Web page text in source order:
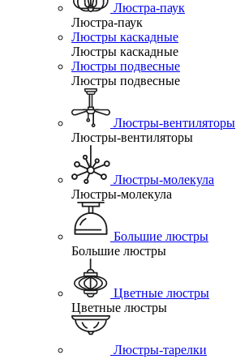
Люстра-паук
Люстра-паук
Люстры каскадные
Люстры каскадные
Люстры подвесные
Люстры подвесные
Люстры-вентиляторы
Люстры-вентиляторы
Люстры-молекула
Люстры-молекула
Большие люстры
Большие люстры
Цветные люстры
Цветные люстры
Люстры-тарелки